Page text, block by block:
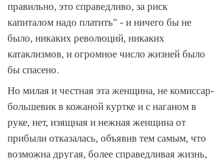
правильно, это справедливо, за риск
капиталом надо платить" - и ничего бы не
было, никаких революций, никаких
катаклизмов, и огромное число жизней было
бы спасено.
Но милая и честная эта женщина, не комиссар-
большевик в кожаной куртке и с наганом в
руке, нет, изящная и нежная женщина от
прибыли отказалась, объявив тем самым, что
возможна другая, более справедливая жизнь,